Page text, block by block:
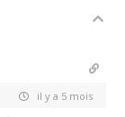
il y a 5 mois